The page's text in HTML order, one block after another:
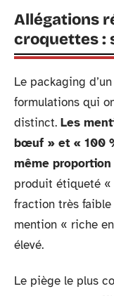
Allégations
croquettes :
Le packaging
formulations qui
distinct. Les
bœuf » et « 100
même
produit étiqueté
fraction très faible
mention « riche
élevé.
Le piège le plus